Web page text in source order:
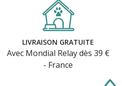
LIVRAISON GRATUITE
Avec Mondial Relay dès 39 €
- France